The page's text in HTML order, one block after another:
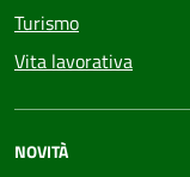
Turismo
Vita lavorativa
NOVITÀ